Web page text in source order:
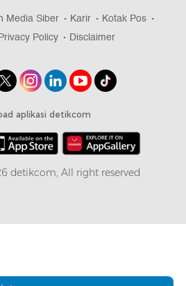
Media Siber Karir
Kotak Pos
Policy Disclaimer
aplikasi detikcom
detikcom, All right reserved